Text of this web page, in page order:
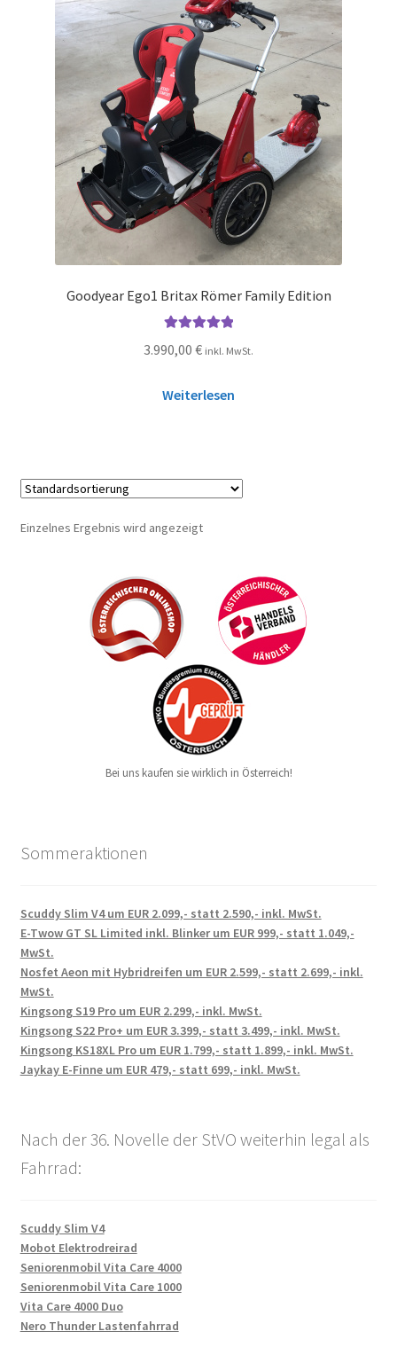
Goodyear Ego1 Britax Römer Family Edition
5.00
3.990,00 € inkl. MwSt.
Weiterlesen
Einzelnes Ergebnis wird angezeigt
Bei uns kaufen sie wirklich in Österreich!
Sommeraktionen
Scuddy Slim V4 um EUR 2.099,- statt 2.590,- inkl. MwSt.
E-Twow GT SL Limited inkl. Blinker um EUR 999,- statt 1.049,-
MwSt.
Nosfet Aeon mit Hybridreifen um EUR 2.599,- statt 2.699,- inkl.
MwSt.
Kingsong S19 Pro um EUR 2.299,- inkl. MwSt.
Kingsong S22 Pro+ um EUR 3.399,- statt 3.499,- inkl. MwSt.
Kingsong KS18XL Pro um EUR 1.799,- statt 1.899,- inkl. MwSt.
Jaykay E-Finne um EUR 479,- statt 699,- inkl. MwSt.
Nach der 36. Novelle der StVO weiterhin legal als
Fahrrad:
Scuddy Slim V4
Mobot Elektrodreirad
Seniorenmobil Vita Care 4000
Seniorenmobil Vita Care 1000
Vita Care 4000 Duo
Nero Thunder Lastenfahrrad